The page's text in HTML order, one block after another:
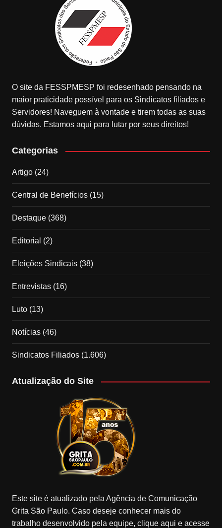
O site da FESSPMESP foi redesenhado pensando na
maior praticidade possível para os Sindicatos filiados e
Servidores! Naveguem à vontade e tirem todas as suas
dúvidas. Estamos aqui para lutar por seus direitos!
Categorias
Artigo(24)
Central de Benefícios(15)
Destaque(368)
Editorial (2)
Eleições Sindicais(38)
Entrevistas(16)
Luto(13)
Notícias(46)
Sindicatos Filiados(1.606)
Atualização do Site
Este site é atualizado pela Agência de Comunicação
Grita São Paulo. Caso deseje conhecer mais do
trabalho desenvolvido pela equipe, clique aqui e acesse